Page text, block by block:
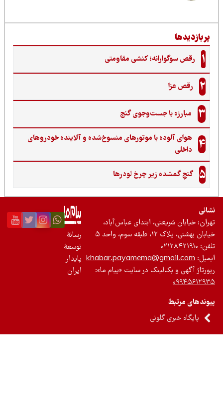
رقص سوگوارانه؛ کنشی مقاومتی
رقص عزا
مبارزه با جست‌وجوی گنج‌
هوای آلوده با موتورهای منسوخ‌شده و آلاینده خودروهای
داخلی
گنجِ گمشده زیر چرخ لودرها
خیابان شریعتی، ابتدای عباس‌آباد،
بهشتی، پلاک ۱۲، طبقه سوم، واحد ۵
۰۲۱۲۸۴۲۱۹۱۰
khabar.payamema@gmail.com
آگهی و بک‌لینک در سایت «پیام ما»:
مرتبط
پایگاه خبری گلونی
رسانۀ
توسعۀ
پایدار
ایران